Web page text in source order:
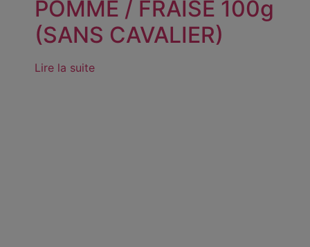
POMME / FRAISE 100g
(SANS CAVALIER)
Lire la suite